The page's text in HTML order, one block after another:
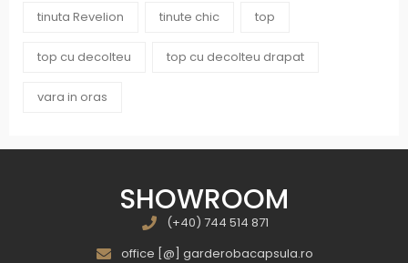
tinuta Revelion tinute chic top
top cu decolteu top cu decolteu drapat
vara in oras
SHOWROOM
(+40) 744 514 871
office [@] garderobacapsula.ro